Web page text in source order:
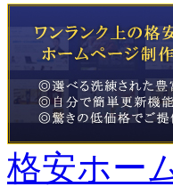
格安ホー